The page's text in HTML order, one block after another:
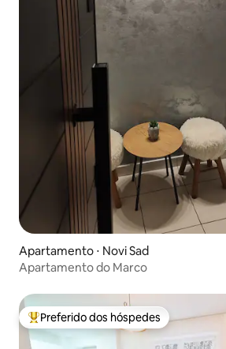
Apartamento ⋅ Novi Sad
Apartamento do Marco
Entre os melhores preferidos dos
Preferido dos hóspedes